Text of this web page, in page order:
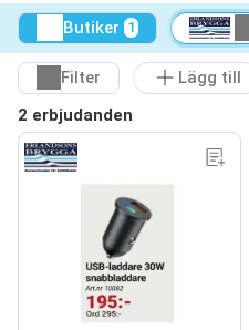
Butiker 1
Filter
Lägg till
2 erbjudanden